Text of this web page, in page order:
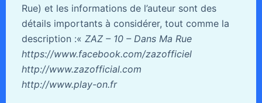
Rue) et les informations de l’auteur sont des
détails importants à considérer, tout comme la
description :« ZAZ – 10 – Dans Ma Rue
https://www.facebook.com/zazofficiel
http://www.zazofficial.com
http://www.play-on.fr